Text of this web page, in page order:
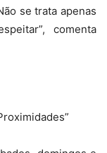
se trata apenas
comenta